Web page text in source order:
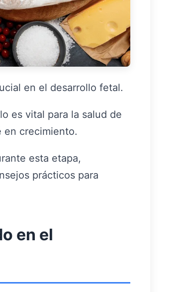
en el desarrollo fetal.
es vital para la salud de
en crecimiento.
esta etapa,
prácticos para
en el